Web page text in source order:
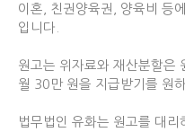
이혼, 친권양육권, 양육비 등
입니다.
원고는 위자료와 재산분할은
월 30만 원을 지급받기를 원
법무법인 유화는 원고를 대